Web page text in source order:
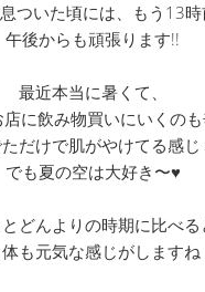
ついた頃には、もう13時
午後からも頑張ります!!
最近本当に暑くて、
に飲み物買いにいくのも
ただけで肌がやけてる感じ
でも夏の空は大好き〜♥
どんよりの時期に比べる
も元気な感じがしますね